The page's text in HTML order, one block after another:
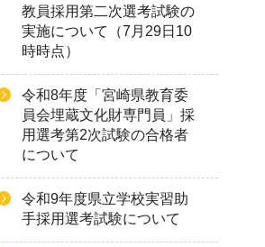
教員採用第二次選考試験の
実施について（7月29日10
時時点）
令和8年度「宮崎県教育委
員会埋蔵文化財専門員」採
用選考第2次試験の合格者
について
令和9年度県立学校実習助
手採用選考試験について